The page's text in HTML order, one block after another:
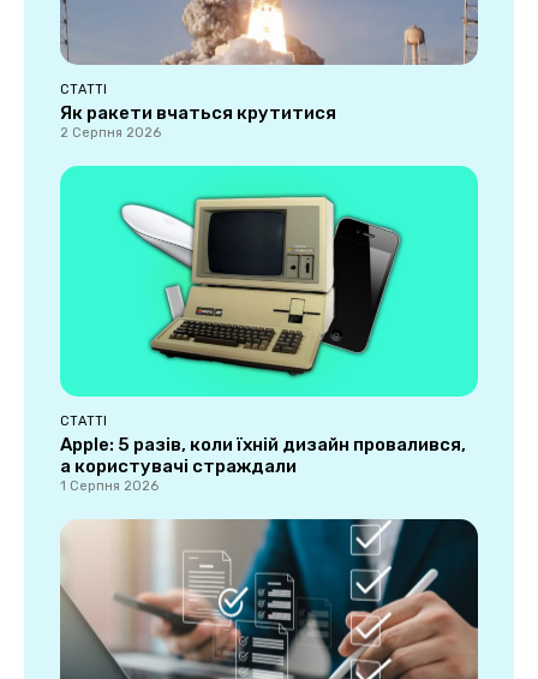
СТАТТІ
Як ракети вчаться крутитися
2 Серпня 2026
СТАТТІ
Apple: 5 разів, коли їхній дизайн провалився,
а користувачі страждали
1 Серпня 2026